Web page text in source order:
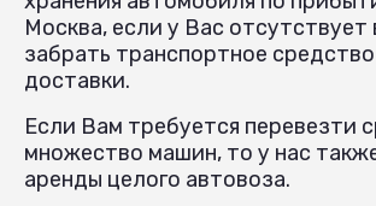
Москва, если у Вас
забрать транспортное
доставки.
Если Вам требуется перевезти
множество машин, то у нас
аренды целого автовоза.